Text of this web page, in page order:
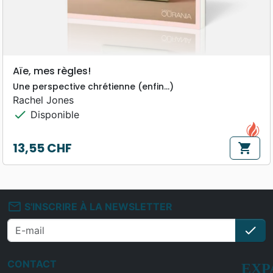
Aïe, mes règles!
Une perspective chrétienne (enfin…)
Rachel Jones
check Disponible
Prix
13,55 CHF shopping_cart
mail_outline S'INSCRIRE À LA NEWSLETTER
check
CONTACT